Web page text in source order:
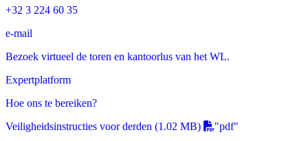
+32 3 224 60 35
e-mail
Bezoek virtueel de toren en kantoorlus van het WL.
Expertplatform
Hoe ons te bereiken?
Veiligheidsinstructies voor derden (1.02 MB)
"pdf"